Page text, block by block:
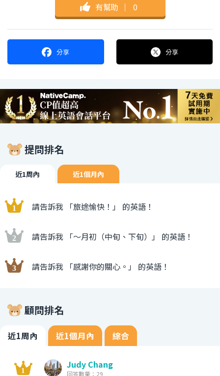
有幫助 ｜ 0
分享 分享
提問排名
近1周內 近1個月內
請告訴我 「旅途愉快！」 的英語！
請告訴我 「〜月初（中旬、下旬）」 的英語！
請告訴我 「感謝你的關心。」 的英語！
顧問排名
近1周內 近1個月內 綜合
Judy Chang
回答數量：29